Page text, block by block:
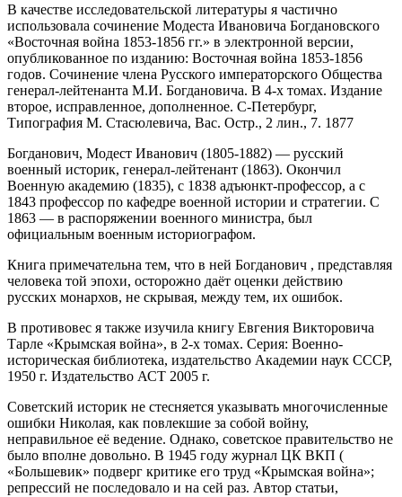
В качестве исследовательской литературы я частично
использовала сочинение Модеста Ивановича Богдановского
«Восточная война 1853-1856 гг.» в электронной версии,
опубликованное по изданию: Восточная война 1853-1856
годов. Сочинение члена Русского императорского Общества
генерал-лейтенанта М.И. Богдановича. В 4-х томах. Издание
второе, исправленное, дополненное. С-Петербург,
Типография М. Стасюлевича, Вас. Остр., 2 лин., 7. 1877
Богданович, Модест Иванович (1805-1882) — русский
военный историк, генерал-лейтенант (1863). Окончил
Военную академию (1835), с 1838 адъюнкт-профессор, а с
1843 профессор по кафедре военной истории и стратегии. С
1863 — в распоряжении военного министра, был
официальным военным историографом.
Книга примечательна тем, что в ней Богданович , представляя
человека той эпохи, осторожно даёт оценки действию
русских монархов, не скрывая, между тем, их ошибок.
В противовес я также изучила книгу Евгения Викторовича
Тарле «Крымская война», в 2-х томах. Серия: Военно-
историческая библиотека, издательство Академии наук СССР,
1950 г. Издательство АСТ 2005 г.
Советский историк не стесняется указывать многочисленные
ошибки Николая, как повлекшие за собой войну,
неправильное её ведение. Однако, советское правительство не
было вполне довольно. В 1945 году журнал ЦК ВКП (
«Большевик» подверг критике его труд «Крымская война»;
репрессий не последовало и на сей раз. Автор статьи,